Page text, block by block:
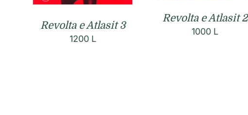
Revolta e Atlasit 3
1200 L
Revolta e Atlasit 2
1000 L